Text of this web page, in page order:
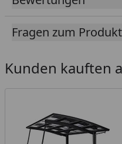
frostsicher)
10 Jahre Garantie bei
UV-Schutz / 81 %
oder Klarmatt (100 %
Infrarotstrahlung)
innovative 2-Stützen
mm)
Fragen zum Produkt
Kunden kauften